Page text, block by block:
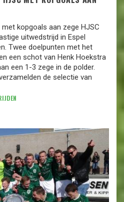
kopgoals aan zege HJSC
uitwedstrijd in Espel
Twee doelpunten met het
een schot van Henk Hoekstra
een 1-3 zege in de polder.
de selectie van